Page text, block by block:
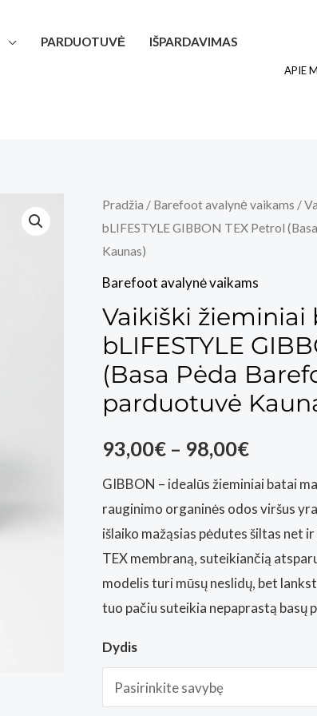
PARDUOTUVĖ IŠPARDAVIMAS
APIE
Pradžia / Barefoot avalynė vaikams /
bLIFESTYLE GIBBON TEX Petrol
Kaunas)
Barefoot avalynė vaikams
Vaikiški žieminiai
bLIFESTYLE
(Basa Pėda
parduotuvė
93,00€ – 98,00€Price
range:
93,00€
98,00€
GIBBON – idealūs žieminiai batai
rauginimo organinės odos viršus
išlaiko mažąsias pėdutes šiltas net
TEX membraną, suteikiančią
modelis turi mūsų neslidų, bet
tuo pačiu suteikia nepaprastą basų
Dydis